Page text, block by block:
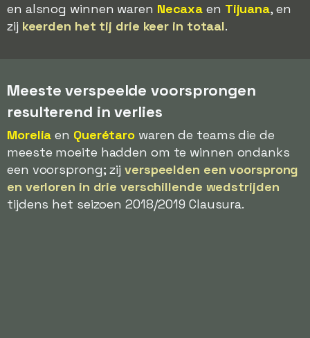
en alsnog winnen waren Necaxa en Tijuana, en
zij keerden het tij drie keer in totaal.
Meeste verspeelde voorsprongen
resulterend in verlies
Morelia en Querétaro waren de teams die de
meeste moeite hadden om te winnen ondanks
een voorsprong; zij verspeelden een voorsprong
en verloren in drie verschillende wedstrijden
tijdens het seizoen 2018/2019 Clausura.